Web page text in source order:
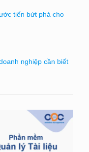
tiến bứt phá cho
nghiệp cần biết